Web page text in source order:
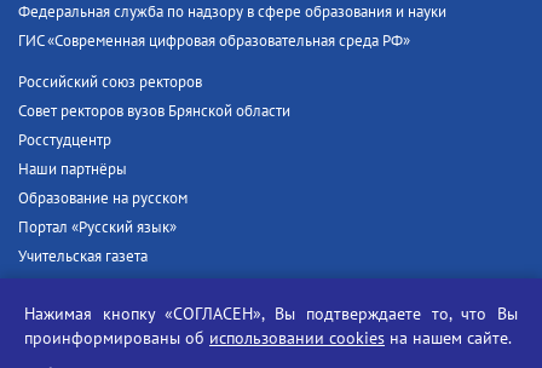
Федеральная служба по надзору в сфере образования и науки
ГИС «Современная цифровая образовательная среда РФ»
Российский союз ректоров
Совет ректоров вузов Брянской области
Росстудцентр
Наши партнёры
Образование на русском
Портал «Русский язык»
Учительская газета
Единый портал государственных услуг
Нажимая кнопку «СОГЛАСЕН», Вы подтверждаете то, что Вы
проинформированы об использовании cookies на нашем сайте.